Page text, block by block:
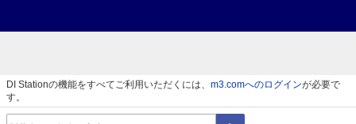
DI Stationの機能をすべてご利用いただくには、 m3.comへのログインが必要で
す。